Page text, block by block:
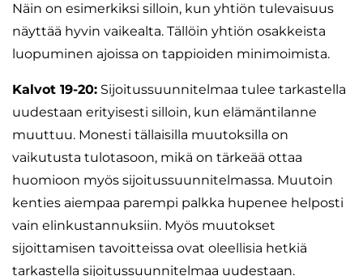
Näin on esimerkiksi silloin, kun yhtiön tulevaisuus
näyttää hyvin vaikealta. Tällöin yhtiön osakkeista
luopuminen ajoissa on tappioiden minimoimista.
Kalvot 19-20: Sijoitussuunnitelmaa tulee tarkastella
uudestaan erityisesti silloin, kun elämäntilanne
muuttuu. Monesti tällaisilla muutoksilla on
vaikutusta tulotasoon, mikä on tärkeää ottaa
huomioon myös sijoitussuunnitelmassa. Muutoin
kenties aiempaa parempi palkka hupenee helposti
vain elinkustannuksiin. Myös muutokset
sijoittamisen tavoitteissa ovat oleellisia hetkiä
tarkastella sijoitussuunnitelmaa uudestaan.